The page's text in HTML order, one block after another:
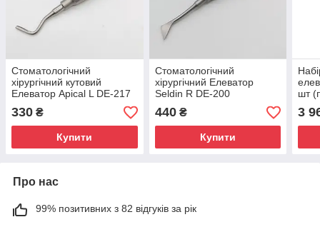
Стоматологічний
хірургічний кутовий
Елеватор Apical L DE-217
330 ₴
Купити
Стоматологічний
хірургічний Елеватор
Seldin R DE-200
440₴
Купити
шт
3
Про нас
99% позитивних з 82 відгуків за рік